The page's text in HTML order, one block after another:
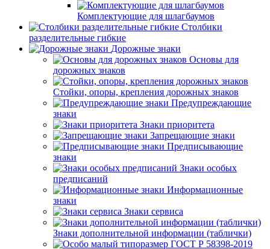
Комплектующие для шлагбаумов
Столбики
разделительные гибкие
Дорожные знаки
Основы для
дорожных знаков
Стойки, опоры, крепления дорожных знаков
Предупреждающие
знаки
Знаки приоритета
Запрещающие знаки
Предписывающие
знаки
Знаки особых
предписаний
Информационные
знаки
Знаки сервиса
Знаки дополнительной информации (таблички)